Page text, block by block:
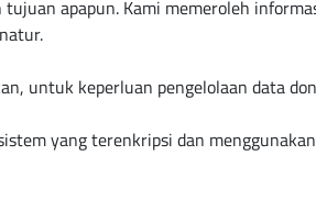
apapun. Kami memeroleh
untuk keperluan pengelolaan data
yang terenkripsi dan